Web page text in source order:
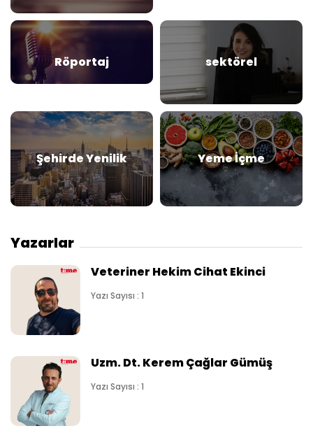
Röportaj sektörel
Şehirde Yenilik Yeme İçme
Yazarlar
Veteriner Hekim Cihat Ekinci
Yazı Sayısı : 1
Uzm. Dt. Kerem Çağlar Gümüş
Yazı Sayısı : 1